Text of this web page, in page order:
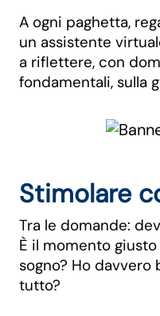
A ogni paghetta,
un assistente
a riflettere, con
fondamentali, sulla
Stimolare
Tra le domande:
È il momento
sogno? Ho
tutto?